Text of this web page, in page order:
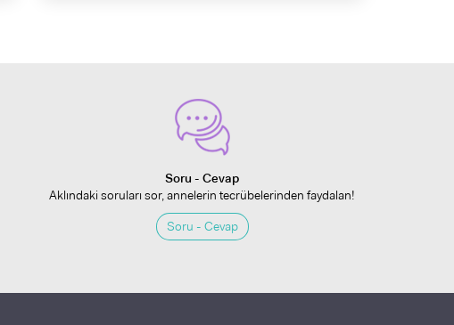
Soru - Cevap
Aklındaki soruları sor, annelerin tecrübelerinden faydalan!
Soru - Cevap